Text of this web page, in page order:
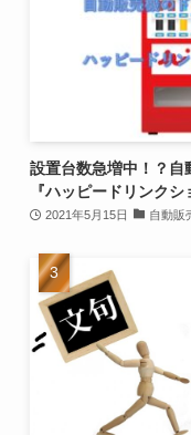
設置台数急増中！？自
『ハッピードリンクシ
2021年5月15日 自動販